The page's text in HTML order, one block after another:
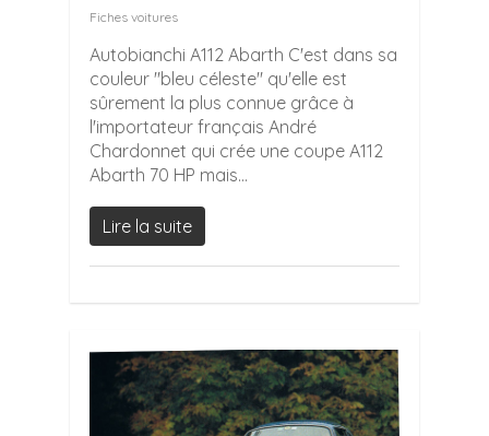
Fiches voitures
Autobianchi A112 Abarth C'est dans sa
couleur "bleu céleste" qu'elle est
sûrement la plus connue grâce à
l'importateur français André
Chardonnet qui crée une coupe A112
Abarth 70 HP mais...
Lire la suite